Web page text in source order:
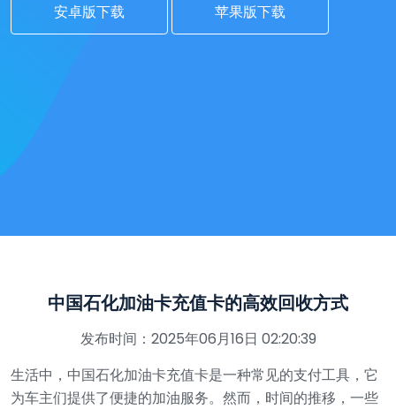
安卓版下载 苹果版下载
中国石化加油卡充值卡的高效回收方式
发布时间：2025年06月16日 02:20:39
生活中，中国石化加油卡充值卡是一种常见的支付工具，它
为车主们提供了便捷的加油服务。然而，时间的推移，一些